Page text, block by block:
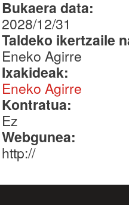
Bukaera data:
2028/12/31
Taldeko ikertzaile
Eneko Agirre
Ixakideak:
Eneko Agirre
Kontratua:
Ez
Webgunea:
http://